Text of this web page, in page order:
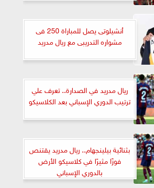
أنشيلوتى يصل للمباراة 250 فى
مشواره التدريبى مع ريال مدريد
ريال مدريد في الصدارة.. تعرف علي
ترتيب الدوري الإسباني بعد الكلاسيكو
بثنائية بيلينجهام.. ريال مدريد يقتنص
فوزًا مثيرًا في كلاسيكو الأرض
بالدوري الإسباني